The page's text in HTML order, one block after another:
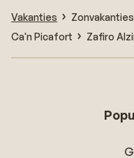
Vakanties Zonvakanties
Ca'n Picafort
Zafiro